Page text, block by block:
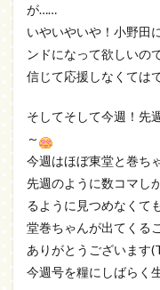
が……
いやいやいや！小野田
ンドになって欲しいの
信じて応援しなくては
そしてそして今週！先
～
今週はほぼ東堂と巻ち
先週のように数コマし
るように見つめなくて
堂巻ちゃんが出てくる
ありがとうございます
今週号を糧にしばらく